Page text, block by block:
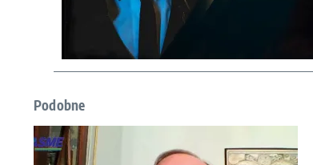
Podobne